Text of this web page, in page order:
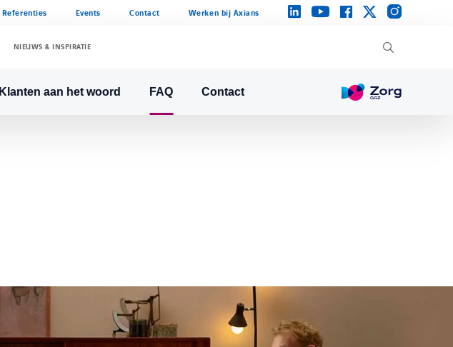
Referenties Events Contact Werken bij Axians linkedinyoutubefacebooktwitterinstagram
NIEUWS & INSPIRATIE
Klanten aan het woord FAQ Contact